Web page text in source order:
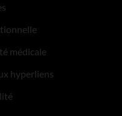
médicale
hyperliens